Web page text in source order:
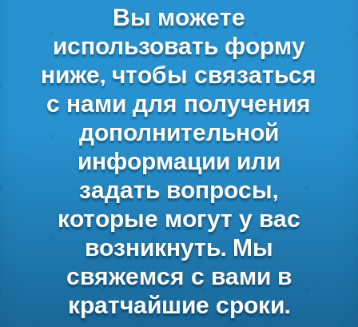
Вы можете
использовать форму
ниже, чтобы связаться
с нами для получения
дополнительной
информации или
задать вопросы,
которые могут у вас
возникнуть. Мы
свяжемся с вами в
кратчайшие сроки.